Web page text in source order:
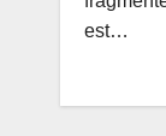
est…